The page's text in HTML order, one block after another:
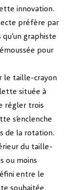
innovation.
préfère par
graphiste
pour
le taille-crayon
située à
régler trois
s’enclenche
de la rotation.
du taille-
ou moins
entre le
souhaitée.